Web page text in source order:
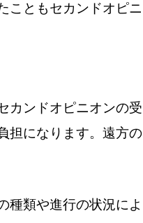
こともセカンドオピニ
カンドオピニオンの受
担になります。遠方の
種類や進行の状況によ